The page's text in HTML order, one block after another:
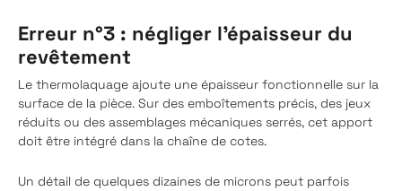
Erreur n°3 : négliger l'épaisseur du
revêtement
Le thermolaquage ajoute une épaisseur fonctionnelle sur la
surface de la pièce. Sur des emboîtements précis, des jeux
réduits ou des assemblages mécaniques serrés, cet apport
doit être intégré dans la chaîne de cotes.
Un détail de quelques dizaines de microns peut parfois